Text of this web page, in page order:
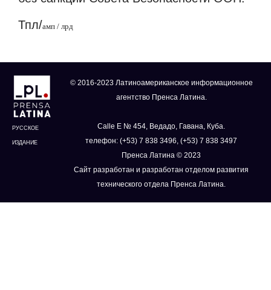
Тпл/амп / лрд
РУССКОЕ
ИЗДАНИЕ
© 2016-2023 Латиноамериканское информационное
агентство Пренса Латина.
Calle E № 454, Ведадо, Гавана, Куба.
телефон: (+53) 7 838 3496, (+53) 7 838 3497
Пренса Латина © 2023
Сайт разработан и разработан отделом развития
технического отдела Пренса Латина.